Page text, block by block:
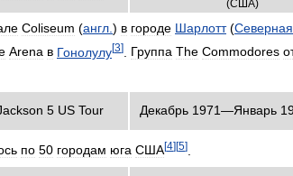
(США)
Coliseum (англ ) в городе Шарлотт(Северная
Arena в Гонолулу[3] Группа The Commodores
5 US Tour Декабрь 1971—Январь
по 50 городам юга США[4][5]